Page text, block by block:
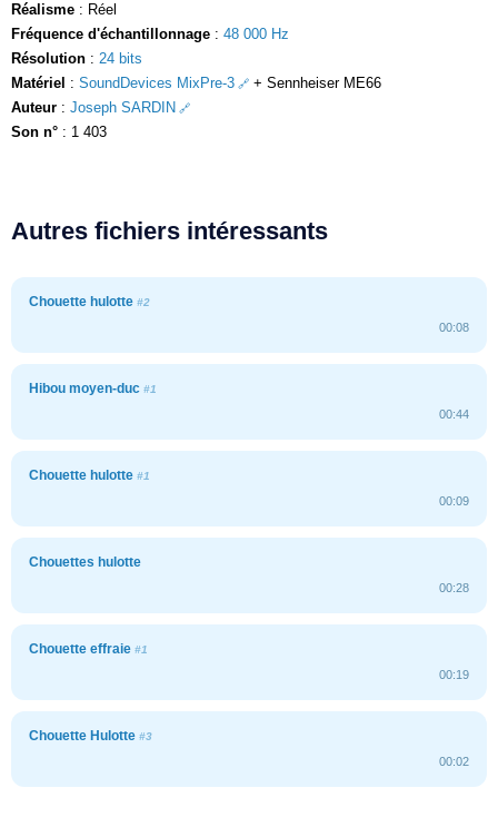
Réalisme : Réel
Fréquence d'échantillonnage : 48 000 Hz
Résolution : 24 bits
Matériel : SoundDevices MixPre-3
+ Sennheiser ME66
Auteur : Joseph SARDIN
Son n° : 1 403
Autres fichiers intéressants
Chouette hulotte #2
00:08
Hibou moyen-duc #1
00:44
Chouette hulotte #1
00:09
Chouettes hulotte
00:28
Chouette effraie #1
00:19
Chouette Hulotte #3
00:02